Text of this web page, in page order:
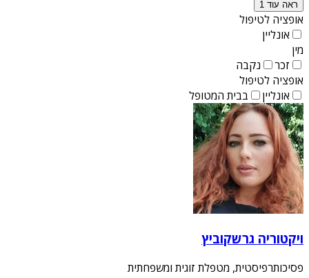
ראה עוד 1
אופציה לטיפול
אונליין
מין
זכר
נקבה
אופציה לטיפול
אונליין
בבית המטופל
ויקטוריה גרשקוביץ
פסיכותרפיסטית, מטפלת זוגית ומשפחתית